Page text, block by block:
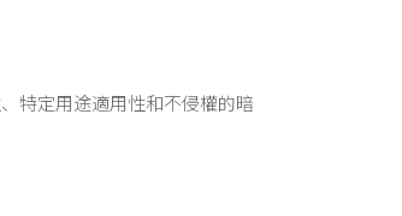
特定用途適用性和不侵權的暗